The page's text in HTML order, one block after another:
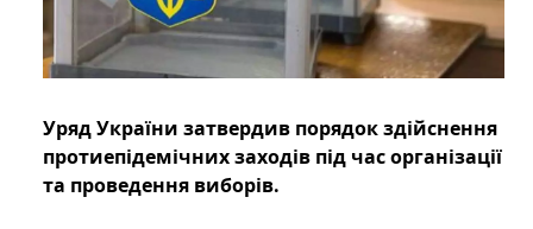
Уряд України затвердив порядок здійснення
протиепідемічних заходів під час організації
та проведення виборів.